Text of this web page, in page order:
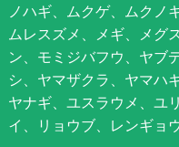
ノハギ、ムクゲ、ムクノ
ムレスズメ、メギ、メグ
ン、モミジバフウ、ヤブ
シ、ヤマザクラ、ヤマハ
ヤナギ、ユスラウメ、ユ
イ、リョウブ、レンギョ